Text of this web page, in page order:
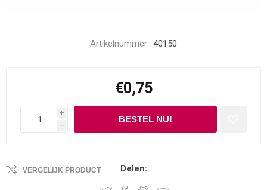
VERGELIJK PRODUCT
Artikelnummer:: 40150
€0,75
i
h
Delen: